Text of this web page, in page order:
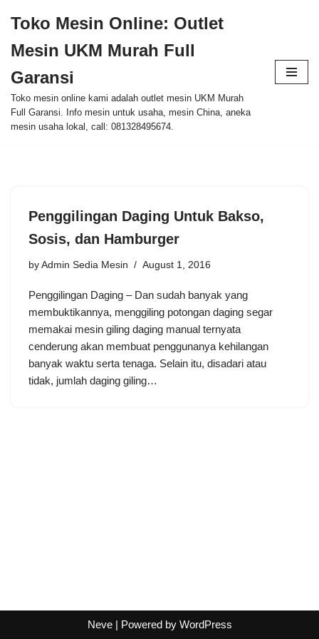
to
content
Toko Mesin Online: Outlet
Mesin UKM Murah Full
Garansi
Toko mesin online kami adalah outlet mesin UKM Murah
Full Garansi. Info mesin untuk usaha, mesin China, aneka
mesin usaha lokal, call: 081328495674.
Penggilingan Daging Untuk Bakso,
Sosis, dan Hamburger
by Admin Sedia Mesin August 1, 2016
Penggilingan Daging – Dan sudah banyak yang
membuktikannya, menggiling potongan daging segar
memakai mesin giling daging manual ternyata
cenderung akan membuat penggunanya kehilangan
banyak waktu serta tenaga. Selain itu, disadari atau
tidak, jumlah daging giling…
Neve| Powered by WordPress